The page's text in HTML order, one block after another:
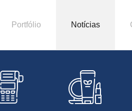
Portfólio Notícias